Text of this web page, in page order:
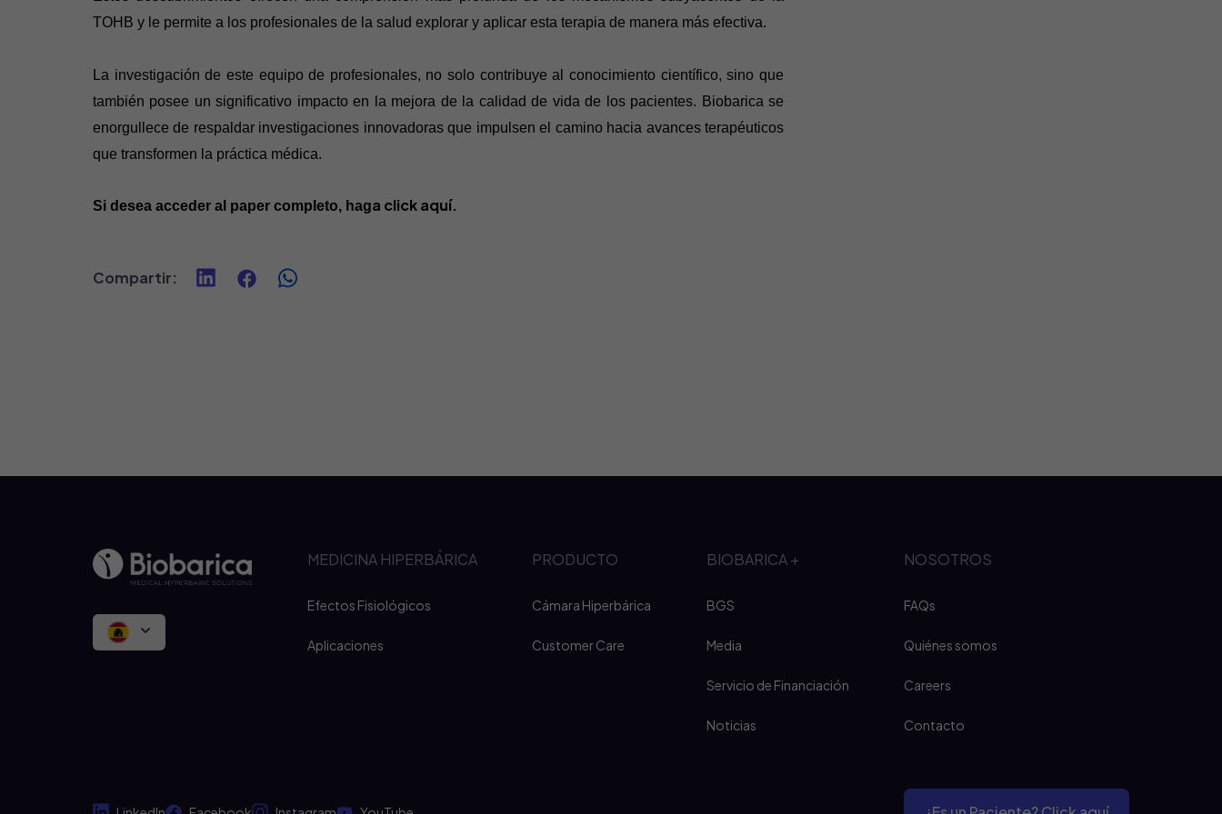
TOHB y le permite a los profesionales de la salud explorar y aplicar esta terapia de manera más efectiva.
La investigación de este equipo de profesionales, no solo contribuye al conocimiento científico, sino que
también posee un significativo impacto en la mejora de la calidad de vida de los pacientes. Biobarica se
enorgullece de respaldar investigaciones innovadoras que impulsen el camino hacia avances terapéuticos
que transformen la práctica médica.
Si desea acceder al paper completo, haga click aquí.
Compartir:
MEDICINA HIPERBÁRICA
Efectos Fisiológicos
Aplicaciones
PRODUCTO
Cámara Hiperbárica
Customer Care
BIOBARICA +
BGS
Media
Servicio de Financiación
Noticias
NOSOTROS
FAQs
Quiénes somos
Careers
Contacto